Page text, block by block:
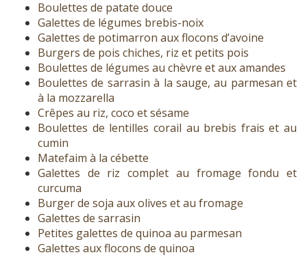
Boulettes de patate douce
Galettes de légumes brebis-noix
Galettes de potimarron aux flocons d’avoine
Burgers de pois chiches, riz et petits pois
Boulettes de légumes au chèvre et aux amandes
Boulettes de sarrasin à la sauge, au parmesan et
à la mozzarella
Crêpes au riz, coco et sésame
Boulettes de lentilles corail au brebis frais et au
cumin
Matefaim à la cébette
Galettes de riz complet au fromage fondu et
curcuma
Burger de soja aux olives et au fromage
Galettes de sarrasin
Petites galettes de quinoa au parmesan
Galettes aux flocons de quinoa